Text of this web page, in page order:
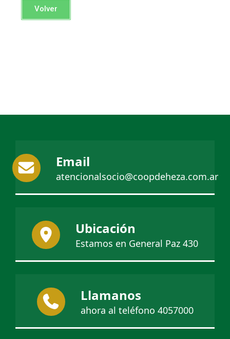
Volver
Email
atencionalsocio@coopdeheza.com.ar
Ubicación
Estamos en General Paz 430
Llamanos
ahora al teléfono 4057000